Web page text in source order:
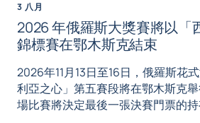
3 八月
2026 年俄羅斯大獎賽將以「
錦標賽在鄂木斯克結束
2026年11月13日至16日，俄羅斯花
利亞之心」第五賽段將在鄂木斯克
場比賽將決定最後一張決賽門票的持